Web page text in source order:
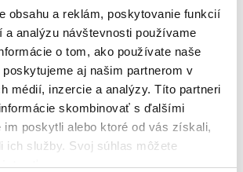
obsahu a reklám, poskytovanie funkcií
a analýzu návštevnosti používame
o tom, ako používate naše
aj našim partnerom v
médií, inzercie a analýzy. Títo partneri
skombinovať s ďalšími
im poskytli alebo ktoré od vás získali,
ich služby. Svoj súhlas môžete
.
roky rozvíja vo vyššej miere aj smerom
menších developmentoch...
predstavuje v štvrti Bory nový
bývania